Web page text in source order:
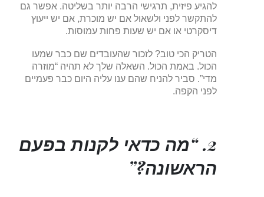
להגיע פיזית, תרגישי הרבה יותר בשליטה. אפשר גם
להתקשר לפני ולשאול אם יש מוכרת, אם יש ייעוץ
דיסקרטי או אם יש שעות פחות עמוסות.
הטריק הכי טוב? לזכור שהעובדים שם כבר שמעו
הכול. באמת הכול. השאלה שלך לא תהיה “מוזרה
מדי”. סביר להניח שהם ענו עליה היום כבר פעמיים
לפני הקפה.
2. “מה כדאי לקנות בפעם
הראשונה?”